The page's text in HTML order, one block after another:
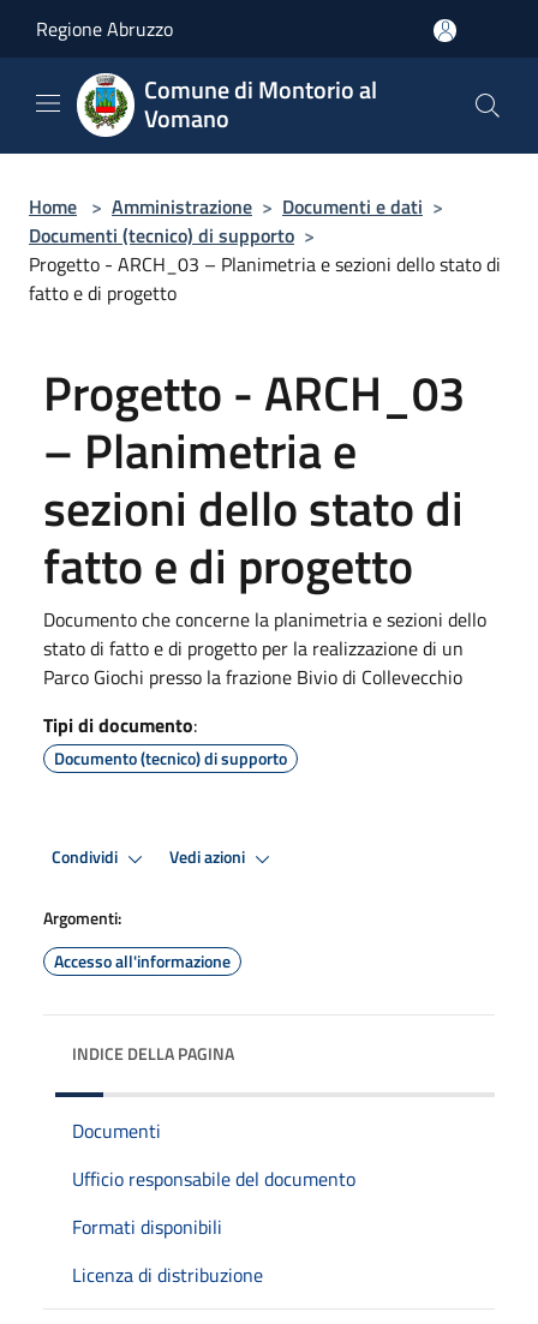
Regione Abruzzo
Comune di Montorio al
Vomano
Home > Amministrazione > Documenti e dati >
Documenti (tecnico) di supporto >
Progetto - ARCH_03 – Planimetria e sezioni dello stato di
fatto e di progetto
Progetto - ARCH_03
– Planimetria e
sezioni dello stato di
fatto e di progetto
Documento che concerne la planimetria e sezioni dello
stato di fatto e di progetto per la realizzazione di un
Parco Giochi presso la frazione Bivio di Collevecchio
Tipi di documento:
Documento (tecnico) di supporto
Condividi Vedi azioni
Argomenti:
Accesso all'informazione
INDICE DELLA PAGINA
Documenti
Ufficio responsabile del documento
Formati disponibili
Licenza di distribuzione